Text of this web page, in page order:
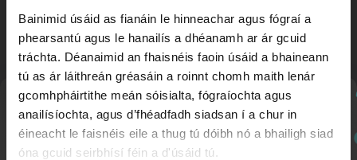
Bainimid úsáid as fianáin le hinneachar agus fógraí a
phearsantú agus le hanailís a dhéanamh ar ár gcuid
tráchta. Déanaimid an fhaisnéis faoin úsáid a bhaineann
tú as ár láithreán gréasáin a roinnt chomh maith lenár
gcomhpháirtithe meán sóisialta, fógraíochta agus
anailísíochta, agus d’fhéadfadh siadsan í a chur in
éineacht le faisnéis eile a thug tú dóibh nó a bhailigh siad
óna gcuid seirbhísí féin a d'úsáid tú.
Nuachtlitir